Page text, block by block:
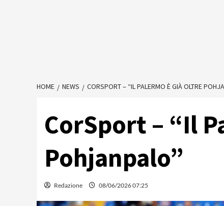
HOME NEWS CORSPORT – “IL PALERMO È GIÀ OLTRE
CorSport – “Il
Pohjanpalo”
Redazione 08/06/2026 07:25